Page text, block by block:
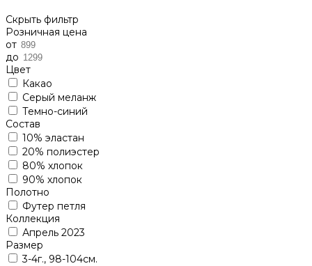
Скрыть фильтр
Розничная цена
от
до
Цвет
Какао
Серый меланж
Темно-синий
Состав
10% эластан
20% полиэстер
80% хлопок
90% хлопок
Полотно
Футер петля
Коллекция
Апрель 2023
Размер
3-4г., 98-104см.